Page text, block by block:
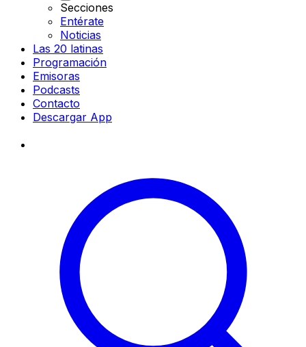
Secciones
Entérate
Noticias
Las 20 latinas
Programación
Emisoras
Podcasts
Contacto
Descargar App